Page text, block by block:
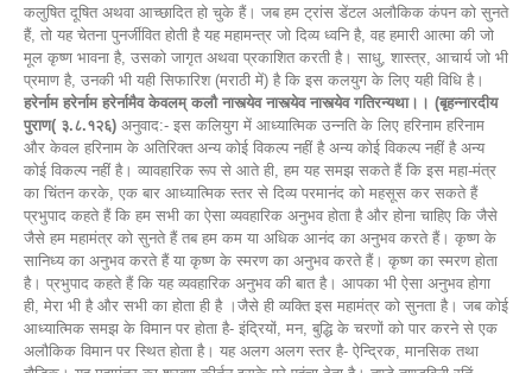
कलुषित दूषित अथवा आच्छादित हो चुके हैं। जब हम ट्रांस डेंटल अलौकिक कंपन को सुनते
हैं, तो यह चेतना पुनर्जीवित होती है यह महामन्त्र जो दिव्य ध्वनि है, वह हमारी आत्मा की जो
मूल कृष्ण भावना है, उसको जागृत अथवा प्रकाशित करती है। साधु, शास्त्र, आचार्य जो भी
प्रमाण है, उनकी भी यही सिफारिश (मराठी में) है कि इस कलयुग के लिए यही विधि है।
हरेर्नाम हरेर्नाम हरेर्नामैव केवलम् कलौ नास्त्येव नास्त्येव नास्त्येव गतिरन्यथा।। (बृहन्नारदीय
पुराण( ३.८.१२६) अनुवाद:- इस कलियुग में आध्यात्मिक उन्नति के लिए हरिनाम हरिनाम
और केवल हरिनाम के अतिरिक्त अन्य कोई विकल्प नहीं है अन्य कोई विकल्प नहीं है अन्य
कोई विकल्प नहीं है। व्यावहारिक रूप से आते ही, हम यह समझ सकते हैं कि इस महा-मंत्र
का चिंतन करके, एक बार आध्यात्मिक स्तर से दिव्य परमानंद को महसूस कर सकते हैं
प्रभुपाद कहते हैं कि हम सभी का ऐसा व्यवहारिक अनुभव होता है और होना चाहिए कि जैसे
जैसे हम महामंत्र को सुनते हैं तब हम कम या अधिक आनंद का अनुभव करते हैं। कृष्ण के
सानिध्य का अनुभव करते हैं या कृष्ण के स्मरण का अनुभव करते हैं। कृष्ण का स्मरण होता
है। प्रभुपाद कहते हैं कि यह व्यवहारिक अनुभव की बात है। आपका भी ऐसा अनुभव होगा
ही, मेरा भी है और सभी का होता ही है ।जैसे ही व्यक्ति इस महामंत्र को सुनता है। जब कोई
आध्यात्मिक समझ के विमान पर होता है- इंद्रियों, मन, बुद्धि के चरणों को पार करने से एक
अलौकिक विमान पर स्थित होता है। यह अलग अलग स्तर है- ऐन्द्रिक, मानसिक तथा